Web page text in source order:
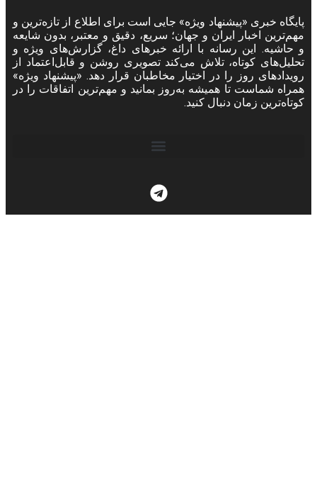
پایگاه خبری «پیشنهاد ویژه» جایی است برای اطلاع از تازه‌ترین و
مهم‌ترین اخبار ایران و جهان؛ سریع، دقیق و معتبر، بدون شایعه
و حاشیه. این رسانه با ارائه خبرهای داغ، گزارش‌های ویژه و
تحلیل‌های کوتاه، تلاش می‌کند تصویری روشن و قابل‌اعتماد از
رویدادهای روز را در اختیار مخاطبان قرار دهد. «پیشنهاد ویژه»
همراه شماست تا همیشه به‌روز بمانید و مهم‌ترین اتفاقات را در
کوتاه‌ترین زمان دنبال کنید.